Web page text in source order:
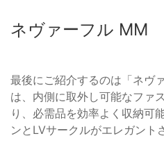
ネヴァーフル MM
最後にご紹介するのは「ネヴ
は、内側に取外し可能なファ
り、必需品を効率よく収納可
ンとLVサークルがエレガント